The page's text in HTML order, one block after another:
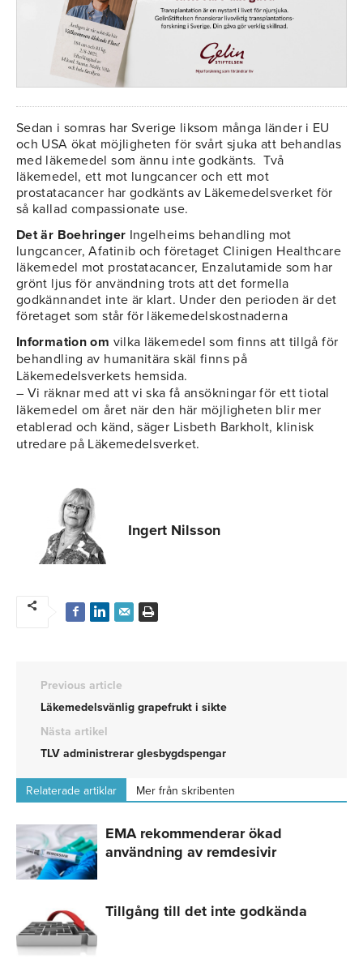
Sedan i somras har Sverige liksom många länder i EU
och USA ökat möjligheten för svårt sjuka att behandlas
med läkemedel som ännu inte godkänts. Två
läkemedel, ett mot lungcancer och ett mot
prostatacancer har godkänts av Läkemedelsverket för
så kallad compassionate use.
Det är Boehringer Ingelheims behandling mot
lungcancer, Afatinib och företaget Clinigen Healthcare
läkemedel mot prostatacancer, Enzalutamide som har
grönt ljus för användning trots att det formella
godkännandet inte är klart. Under den perioden är det
företaget som står för läkemedelskostnaderna
Information om vilka läkemedel som finns att tillgå för
behandling av humanitära skäl finns på
Läkemedelsverkets hemsida.
– Vi räknar med att vi ska få ansökningar för ett tiotal
läkemedel om året när den här möjligheten blir mer
etablerad och känd, säger Lisbeth Barkholt, klinisk
utredare på Läkemedelsverket.
Ingert Nilsson
Previous article
Läkemedelsvänlig grapefrukt i sikte
Nästa artikel
TLV administrerar glesbygdspengar
Relaterade artiklar Mer från skribenten
EMA rekommenderar ökad
användning av remdesivir
Tillgång till det inte godkända